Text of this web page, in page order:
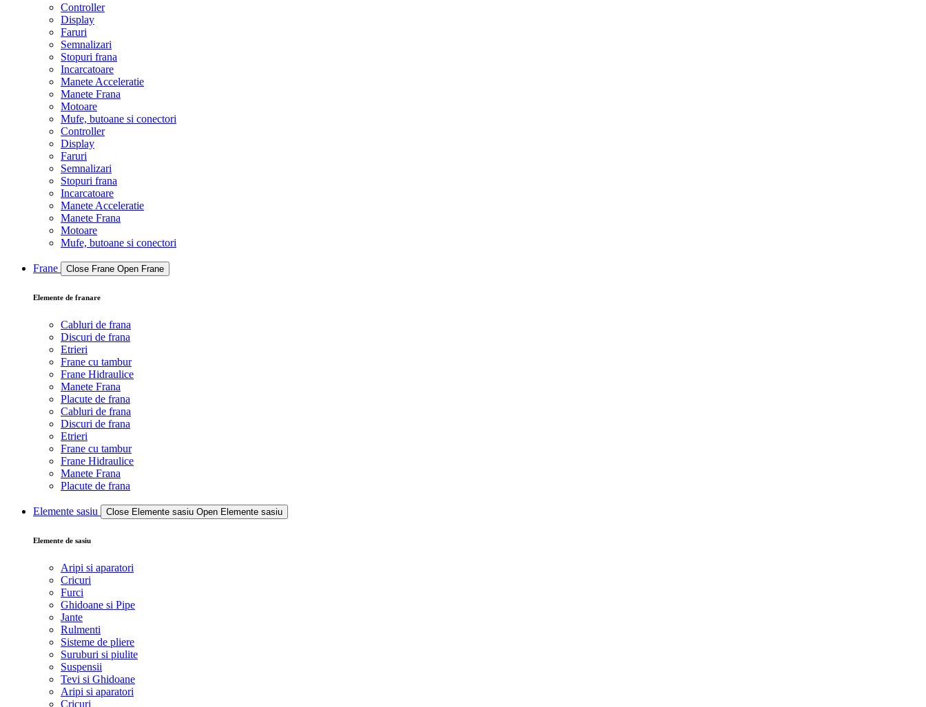
Controller
Display
Faruri
Semnalizari
Stopuri frana
Incarcatoare
Manete Acceleratie
Manete Frana
Motoare
Mufe, butoane si conectori
Controller
Display
Faruri
Semnalizari
Stopuri frana
Incarcatoare
Manete Acceleratie
Manete Frana
Motoare
Mufe, butoane si conectori
Frane Close Frane Open Frane
Elemente de franare
Cabluri de frana
Discuri de frana
Etrieri
Frane cu tambur
Frane Hidraulice
Manete Frana
Placute de frana
Cabluri de frana
Discuri de frana
Etrieri
Frane cu tambur
Frane Hidraulice
Manete Frana
Placute de frana
Elemente sasiu Close Elemente sasiu Open Elemente sasiu
Elemente de sasiu
Aripi si aparatori
Cricuri
Furci
Ghidoane si Pipe
Jante
Rulmenti
Sisteme de pliere
Suruburi si piulite
Suspensii
Tevi si Ghidoane
Aripi si aparatori
Cricuri